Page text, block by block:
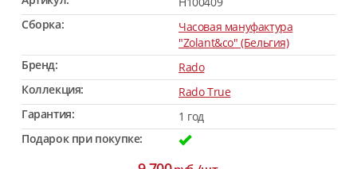
Сборка:
Часовая мануфактура
"Zolant&co" (Бельгия)
Бренд:
Rado
Коллекция:
Rado True
Гарантия:
1 год
Подарок при покупке: